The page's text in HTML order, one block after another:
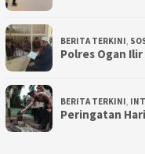
BERITA TERKINI,
Polres Ogan
BERITA TERKINI,
Peringatan